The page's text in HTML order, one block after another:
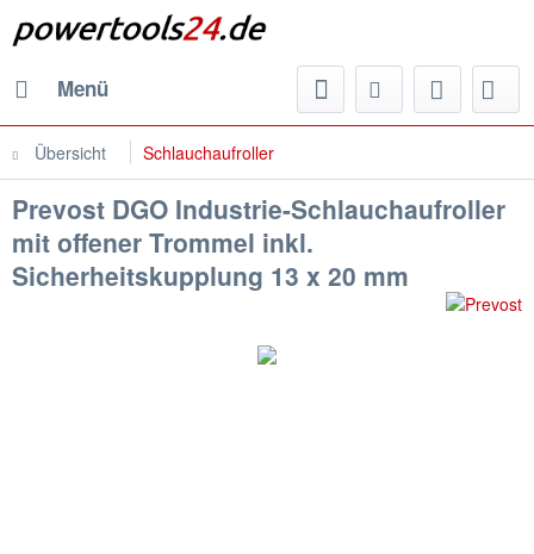
Menü
Übersicht Schlauchaufroller
Prevost DGO Industrie-Schlauchaufroller
mit offener Trommel inkl.
Sicherheitskupplung 13 x 20 mm